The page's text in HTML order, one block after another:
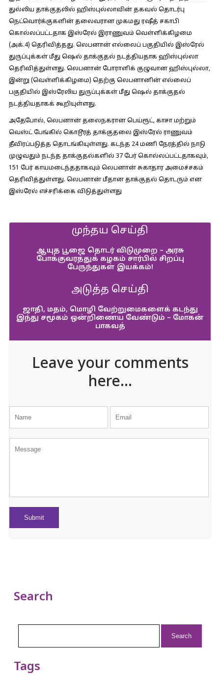
துல்லிய தாக்குதலில் ஹிஸ்புல்லாவின் தகவல் தொடர்பு
நெட்வொர்க்குகளின் தலைவரான முகமது ரஷீத் சகாபி
கொல்லப்பட்டதாக இஸ்ரேல் இராணுவம் வெள்ளிக்கிழமை
(அக்.4) தெரிவித்தது. லெபனான் எல்லைப் பகுதியில் இஸ்ரேல்
துருப்புக்கள் மீது ஷெல் தாக்குதல் நடத்தியதாக ஹிஸ்புல்லா
தெரிவித்துள்ளது. லெபனான் போராளிக் குழுவான ஹிஸ்புல்லா,
இன்று (வெள்ளிக்கிழமை) தெற்கு லெபனானின் எல்லைப்
பகுதியில் இஸ்ரேலிய துருப்புக்கள் மீது ஷெல் தாக்குதல்
நடத்தியதாகக் கூறியுள்ளது.
அதேபோல், லெபனான் தலைநகரான பெய்ரூட், காசா மற்றும்
வெஸ்ட் பேங்கில் கொடூரத் தாக்குதலை இஸ்ரேல் ராணுவம்
தீவிரப்படுத்த தொடங்கியுள்ளது. கடந்த 24 மணி நேரத்தில் நாடு
முழுவதும் நடந்த தாக்குதல்களில் 37 பேர் கொல்லப்பட்டதாகவும்,
151 பேர் காயமடைந்ததாகவும் லெபனான் சுகாதார அமைச்சகம்
தெரிவித்துள்ளது. லெபனான் மீதான தாக்குதல் தொடரும் என
இஸ்ரேல் எச்சரிக்கை விடுத்துள்ளது
முந்தய செய்தி
ஆயுத பூஜை தொடர் விடுமுறை – அரசு
போக்குவரத்துக் கழகம் சார்பில் சிறப்பு
பேருந்துகள் இயக்கம்!
அடுத்த செய்தி
ஜாதி, மதம், மொழி வேற்றுமைகளைக் கடந்து
இந்து சமூகம் ஒன்றிணைய வேண்டும் – மோகன்
பாகவத்
Leave your comments
here...
Search
Tags